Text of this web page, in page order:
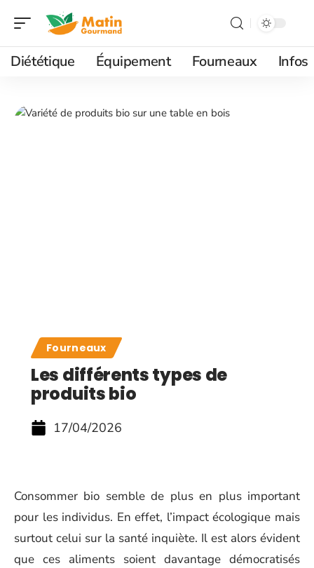
Diététique Équipement Fourneaux Infos
Fourneaux
Les différents types de
produits bio
17/04/2026
Consommer bio semble de plus en plus important
pour les individus. En effet, l’impact écologique mais
surtout celui sur la santé inquiète. Il est alors évident
que ces aliments soient davantage démocratisés